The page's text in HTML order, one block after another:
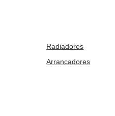
Radiadores
Arrancadores